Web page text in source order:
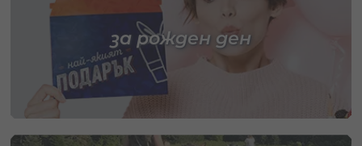
за рожден ден